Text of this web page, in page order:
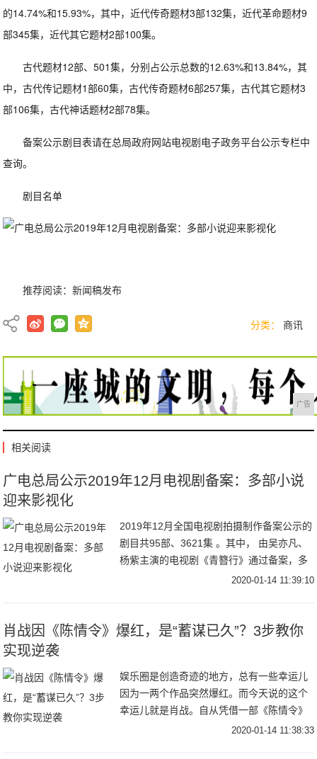
的14.74%和15.93%，其中，近代传奇题材3部132集，近代革命题材9
部345集，近代其它题材2部100集。
古代题材12部、501集，分别占公示总数的12.63%和13.84%，其
中，古代传记题材1部60集，古代传奇题材6部257集，古代其它题材3
部106集，古代神话题材2部78集。
备案公示剧目表请在总局政府网站电视剧电子政务平台公示专栏中
查询。
剧目名单
推荐阅读：新闻稿发布
分类： 商讯
广告
相关阅读
广电总局公示2019年12月电视剧备案：多部小说
迎来影视化
2019年12月全国电视剧拍摄制作备案公示的
剧目共95部、3621集 。其中， 由吴亦凡、
杨紫主演的电视剧《青簪行》通过备案，多
部小说如《你也有今天》《竹马微微甜》等
2020-01-14 11:39:10
肖战因《陈情令》爆红，是“蓄谋已久”？3步教你
实现逆袭
娱乐圈是创造奇迹的地方，总有一些幸运儿
因为一两个作品突然爆红。而今天说的这个
幸运儿就是肖战。自从凭借一部《陈情令》
爆红后戏约不断，和当红花旦杨紫合拍都市
2020-01-14 11:38:33